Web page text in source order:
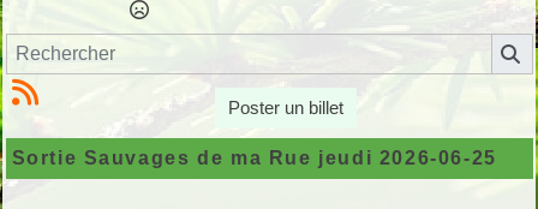
Poster un billet
Sortie Sauvages de ma Rue jeudi 2026-06-25